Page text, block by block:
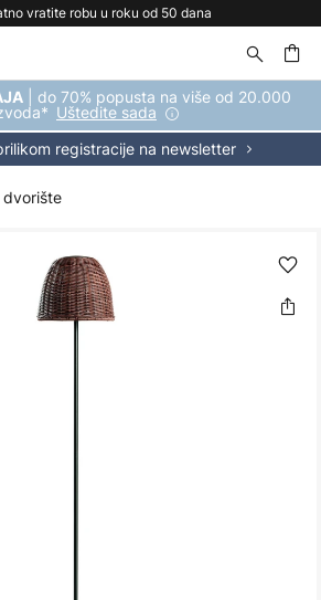
vratite robu u roku od 50 dana
| do 70% popusta na više od 20.000
Uštedite sada
registracije na newsletter
dvorište